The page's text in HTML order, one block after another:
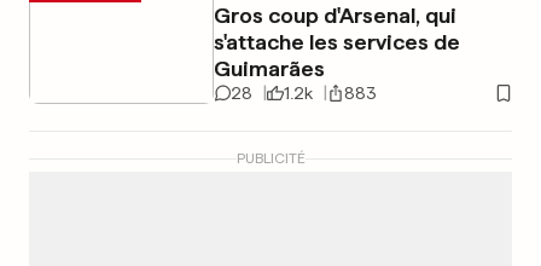
Gros coup d'Arsenal, qui
s'attache les services de
Guimarães
28 1.2k 883
PUBLICITÉ